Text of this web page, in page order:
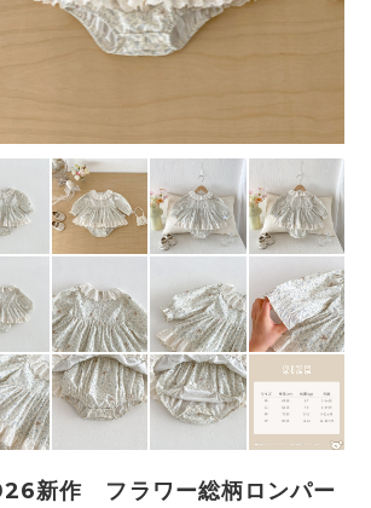
新作 フラワー総柄ロンパー